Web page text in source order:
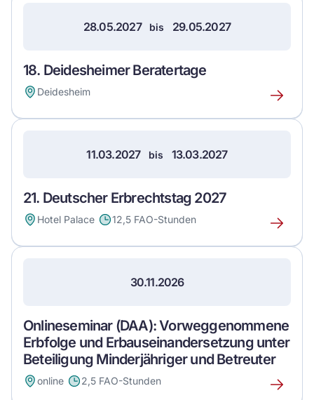
28.05.2027 bis 29.05.2027
18. Deidesheimer Beratertage
Deidesheim
Erfahre
mehr
11.03.2027 bis 13.03.2027
21. Deutscher Erbrechtstag 2027
Hotel Palace 12,5 FAO-Stunden
Erfahre
mehr
30.11.2026
Onlineseminar (DAA): Vorweggenommene
Erbfolge und Erbauseinandersetzung unter
Beteiligung Minderjähriger und Betreuter
online 2,5 FAO-Stunden
Erfahre